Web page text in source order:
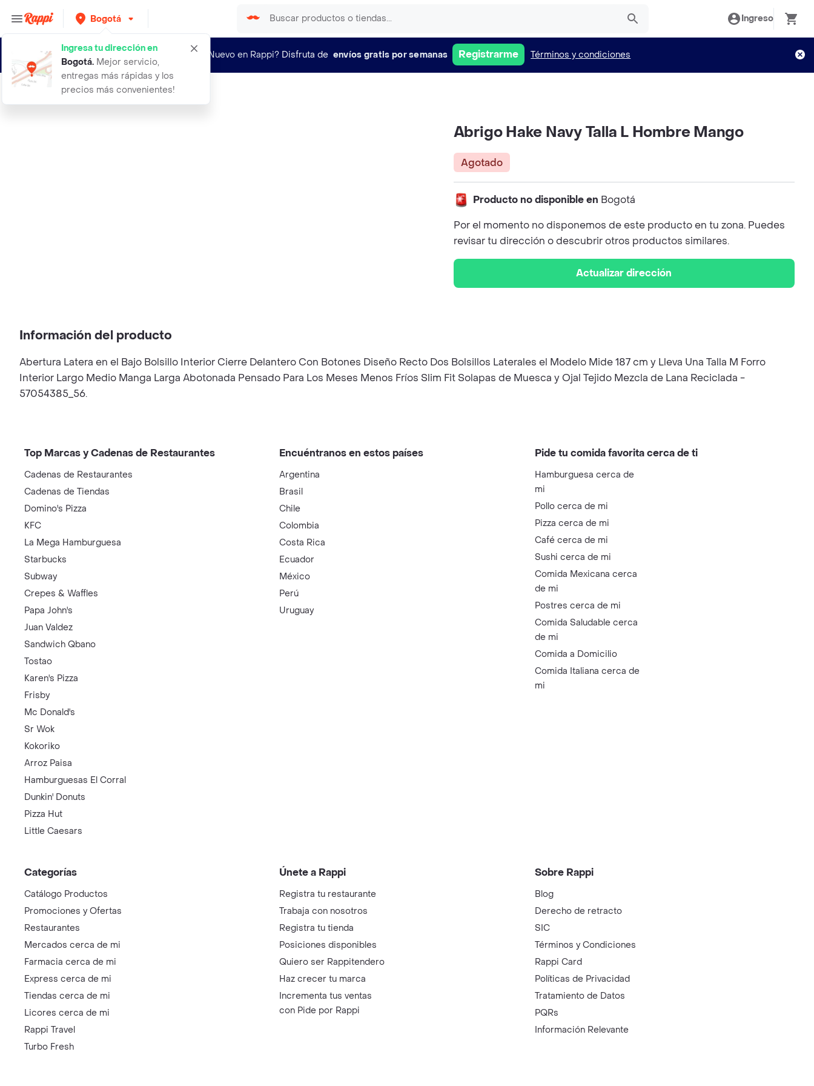
Bogotá
Ingresa tu dirección en
Bogotá. Mejor servicio,
entregas más rápidas y los
precios más convenientes!
Ingreso
¿Nuevo en Rappi? Disfruta de envíos gratis por semanas Registrarme Términos y condiciones
abrigo hake navy talla l hombre man
Abrigo Hake Navy Talla L Hombre Mango
Agotado
Producto no disponible en Bogotá
Por el momento no disponemos de este producto en tu zona. Puedes
revisar tu dirección o descubrir otros productos similares.
Actualizar dirección
Información del producto
Abertura Latera en el Bajo Bolsillo Interior Cierre Delantero Con Botones Diseño Recto Dos Bolsillos Laterales el Modelo Mide 187 cm y Lleva Una Talla M Forro
Interior Largo Medio Manga Larga Abotonada Pensado Para Los Meses Menos Fríos Slim Fit Solapas de Muesca y Ojal Tejido Mezcla de Lana Reciclada -
57054385_56.
Top Marcas y Cadenas de Restaurantes
Cadenas de Restaurantes
Cadenas de Tiendas
Domino's Pizza
KFC
La Mega Hamburguesa
Starbucks
Subway
Crepes & Waffles
Papa John's
Juan Valdez
Sandwich Qbano
Tostao
Karen's Pizza
Frisby
Mc Donald's
Sr Wok
Kokoriko
Arroz Paisa
Hamburguesas El Corral
Dunkin' Donuts
Pizza Hut
Little Caesars
Encuéntranos en estos países
Argentina
Brasil
Chile
Colombia
Costa Rica
Ecuador
México
Perú
Uruguay
Pide tu comida favorita cerca de ti
Hamburguesa cerca de
mi
Pollo cerca de mi
Pizza cerca de mi
Café cerca de mi
Sushi cerca de mi
Comida Mexicana cerca
de mi
Postres cerca de mi
Comida Saludable cerca
de mi
Comida a Domicilio
Comida Italiana cerca de
mi
Categorías
Catálogo Productos
Promociones y Ofertas
Restaurantes
Mercados cerca de mi
Farmacia cerca de mi
Express cerca de mi
Tiendas cerca de mi
Licores cerca de mi
Rappi Travel
Turbo Fresh
Únete a Rappi
Registra tu restaurante
Trabaja con nosotros
Registra tu tienda
Posiciones disponibles
Quiero ser Rappitendero
Haz crecer tu marca
Incrementa tus ventas
con Pide por Rappi
Sobre Rappi
Blog
Derecho de retracto
SIC
Términos y Condiciones
Rappi Card
Políticas de Privacidad
Tratamiento de Datos
PQRs
Información Relevante